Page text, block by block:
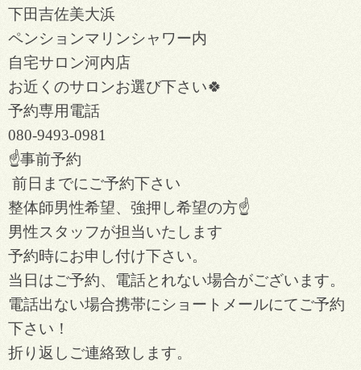
下田吉佐美大浜
ペンションマリンシャワー内
自宅サロン河内店
お近くのサロンお選び下さい🍀
予約専用電話
080-9493-0981
☝️事前予約
前日までにご予約下さい
整体師男性希望、強押し希望の方☝️
男性スタッフが担当いたします
予約時にお申し付け下さい。
当日はご予約、電話とれない場合がございます。
電話出ない場合携帯にショートメールにてご予約
下さい！
折り返しご連絡致します。